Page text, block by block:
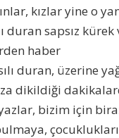
kızlar yine o
sapsız kürek
haber
duran, üzerine
dikildiği
bizim için